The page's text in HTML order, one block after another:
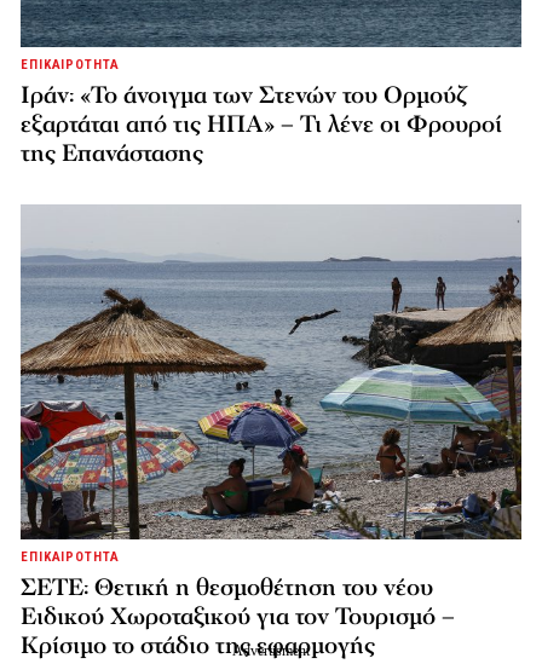
ΕΠΙΚΑΙΡΟΤΗΤΑ
Ιράν: «Το άνοιγμα των Στενών του Ορμούζ
εξαρτάται από τις ΗΠΑ» – Τι λένε οι Φρουροί
της Επανάστασης
ΕΠΙΚΑΙΡΟΤΗΤΑ
ΣΕΤΕ: Θετική η θεσμοθέτηση του νέου
Ειδικού Χωροταξικού για τον Τουρισμό –
Κρίσιμο το στάδιο της εφαρμογής